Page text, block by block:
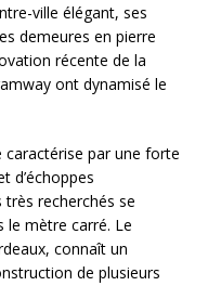
ville élégant, ses
demeures en pierre
récente de la
ont dynamisé le
par une forte
d’échoppes
très recherchés se
le mètre carré. Le
connaît un
de plusieurs